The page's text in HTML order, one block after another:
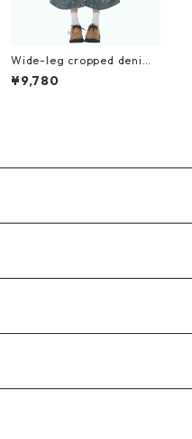
Wide-leg cropped denim
pants D0229
¥9,780